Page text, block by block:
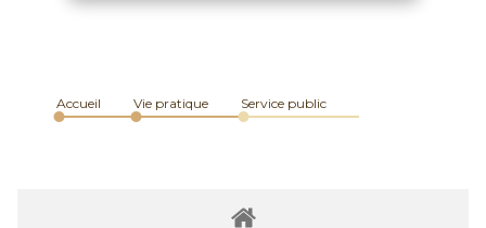
Accueil Vie pratique Service public